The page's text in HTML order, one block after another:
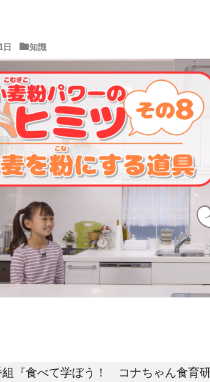
日 知識
組『食べて学ぼう！ コナちゃん食育